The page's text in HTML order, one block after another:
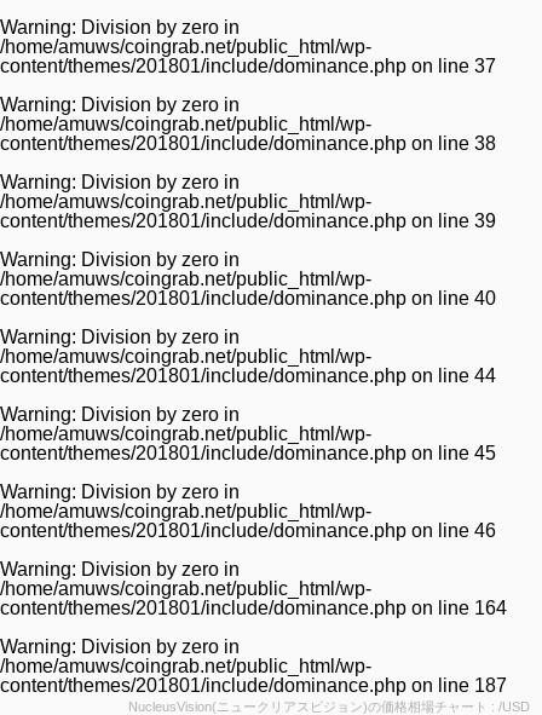
Warning: Division by zero in
/home/amuws/coingrab.net/public_html/wp-
content/themes/201801/include/dominance.php on line 37
Warning: Division by zero in
/home/amuws/coingrab.net/public_html/wp-
content/themes/201801/include/dominance.php on line 38
Warning: Division by zero in
/home/amuws/coingrab.net/public_html/wp-
content/themes/201801/include/dominance.php on line 39
Warning: Division by zero in
/home/amuws/coingrab.net/public_html/wp-
content/themes/201801/include/dominance.php on line 40
Warning: Division by zero in
/home/amuws/coingrab.net/public_html/wp-
content/themes/201801/include/dominance.php on line 44
Warning: Division by zero in
/home/amuws/coingrab.net/public_html/wp-
content/themes/201801/include/dominance.php on line 45
Warning: Division by zero in
/home/amuws/coingrab.net/public_html/wp-
content/themes/201801/include/dominance.php on line 46
Warning: Division by zero in
/home/amuws/coingrab.net/public_html/wp-
content/themes/201801/include/dominance.php on line 164
Warning: Division by zero in
/home/amuws/coingrab.net/public_html/wp-
content/themes/201801/include/dominance.php on line 187
NucleusVision(ニュークリアスビジョン)の価格相場チャート : /USD